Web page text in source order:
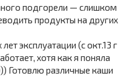
подгорели — слишком
продукты на других
эксплуатации (с окт.13 г
хотя как я поняла
Готовлю различные каши